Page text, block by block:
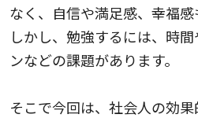
なく、自信や満足感、幸福感
しかし、勉強するには、時
ンなどの課題があります。
そこで今回は、社会人の効